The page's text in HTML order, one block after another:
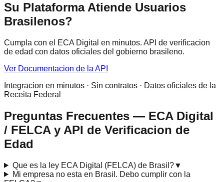
Su Plataforma Atiende Usuarios
Brasilenos?
Cumpla con el ECA Digital en minutos. API de verificacion
de edad con datos oficiales del gobierno brasileno.
Ver Documentacion de la API
Integracion en minutos · Sin contratos · Datos oficiales de la
Receita Federal
Preguntas Frecuentes — ECA Digital
/ FELCA y API de Verificacion de
Edad
Que es la ley ECA Digital (FELCA) de Brasil?▼
Mi empresa no esta en Brasil. Debo cumplir con la